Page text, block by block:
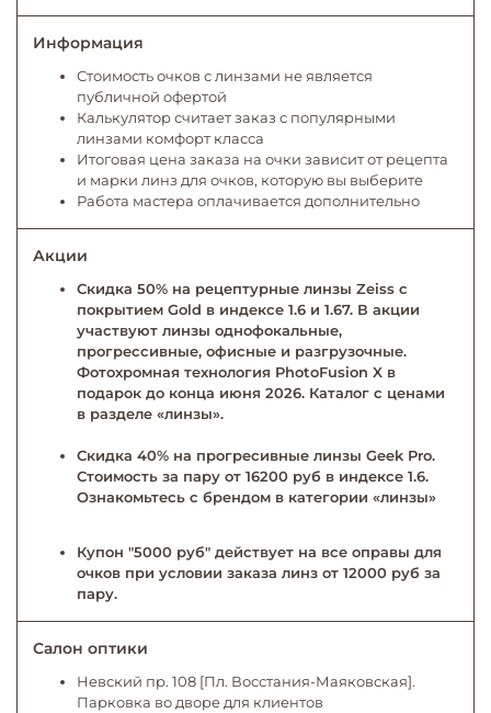
Информация
Стоимость очков с линзами не является
публичной офертой
Калькулятор считает заказ с популярными
линзами комфорт класса
Итоговая цена заказа на очки зависит от рецепта
и марки линз для очков, которую вы выберите
Работа мастера оплачивается дополнительно
Акции
Скидка 50% на рецептурные линзы Zeiss с
покрытием Gold в индексе 1.6 и 1.67. В акции
участвуют линзы однофокальные,
прогрессивные, офисные и разгрузочные.
Фотохромная технология PhotoFusion X в
подарок до конца июня 2026. Каталог с ценами
в разделе «линзы».
Скидка 40% на прогресивные линзы Geek Pro.
Стоимость за пару от 16200 руб в индексе 1.6.
Ознакомьтесь с брендом в категории «линзы»
Купон "5000 руб" действует на все оправы для
очков при условии заказа линз от 12000 руб за
пару.
Салон оптики
Невский пр. 108 [Пл. Восстания-Маяковская].
Парковка во дворе для клиентов